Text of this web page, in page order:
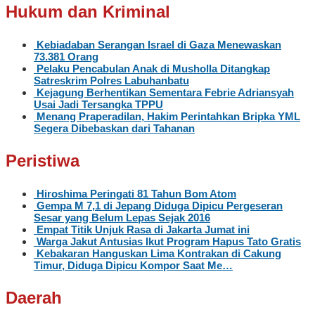
Hukum dan Kriminal
Kebiadaban Serangan Israel di Gaza Menewaskan
73.381 Orang
Pelaku Pencabulan Anak di Musholla Ditangkap
Satreskrim Polres Labuhanbatu
Kejagung Berhentikan Sementara Febrie Adriansyah
Usai Jadi Tersangka TPPU
Menang Praperadilan, Hakim Perintahkan Bripka YML
Segera Dibebaskan dari Tahanan
Peristiwa
Hiroshima Peringati 81 Tahun Bom Atom
Gempa M 7,1 di Jepang Diduga Dipicu Pergeseran
Sesar yang Belum Lepas Sejak 2016
Empat Titik Unjuk Rasa di Jakarta Jumat ini
Warga Jakut Antusias Ikut Program Hapus Tato Gratis
Kebakaran Hanguskan Lima Kontrakan di Cakung
Timur, Diduga Dipicu Kompor Saat Me…
Daerah